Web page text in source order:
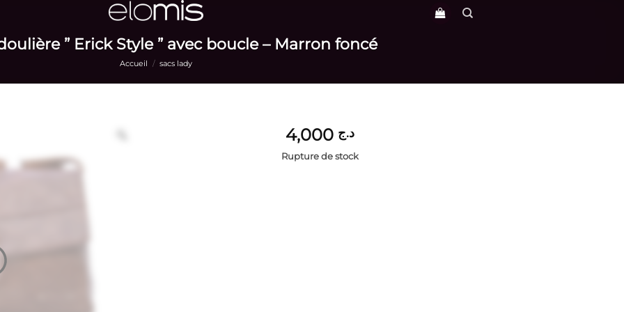
” Erick Style ” avec boucle – Marron foncé
Accueil / sacs lady
د.ج 4,000
Rupture de stock